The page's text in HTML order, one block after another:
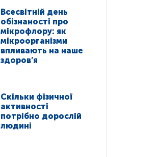
Всесвітній день
обізнаності про
мікрофлору: як
мікроорганізми
впливають на наше
здоров’я
Скільки фізичної
активності
потрібно дорослій
людині